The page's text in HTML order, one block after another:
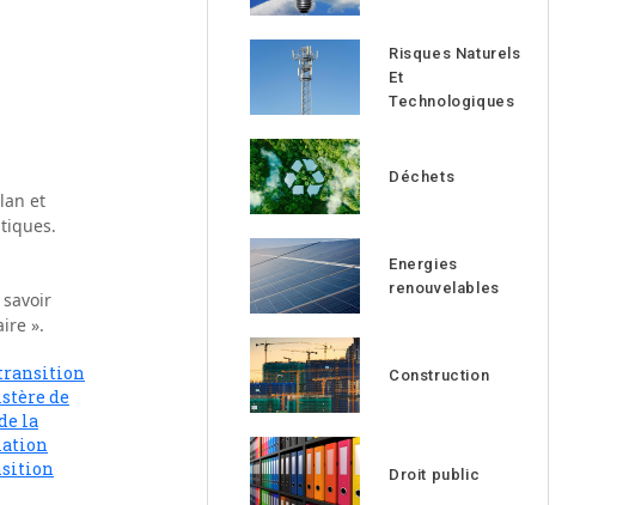
et
savoir
».
de
la
Risques Naturels
Et
Technologiques
Déchets
Energies
renouvelables
Construction
Droit public